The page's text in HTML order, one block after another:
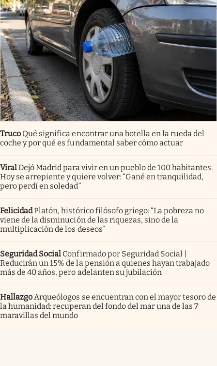
Truco Qué significa encontrar una botella en la rueda del
coche y por qué es fundamental saber cómo actuar
ViralDejó Madrid para vivir en un pueblo de 100 habitantes.
Hoy se arrepiente y quiere volver: “Gané en tranquilidad,
pero perdí en soledad”
FelicidadPlatón, histórico filósofo griego: “La pobreza no
viene de la disminución de las riquezas, sino de la
multiplicación de los deseos”
Seguridad Social Confirmado por Seguridad Social |
Reducirán un 15% de la pensión a quienes hayan trabajado
más de 40 años, pero adelanten su jubilación
Hallazgo Arqueólogos se encuentran con el mayor tesoro de
la humanidad: recuperan del fondo del mar una de las 7
maravillas del mundo